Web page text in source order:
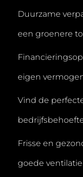
Duurzame
een groenere
eigen
Vind de
Frisse en
goede ventilatie